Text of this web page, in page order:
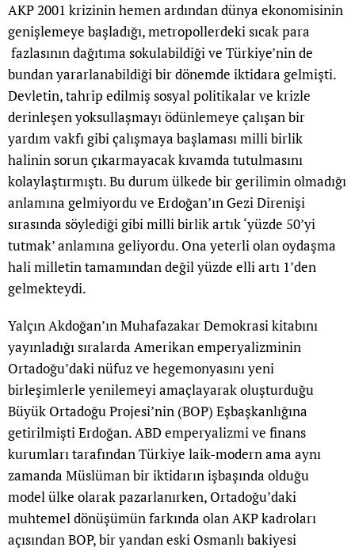
AKP 2001 krizinin hemen ardından dünya ekonomisinin
genişlemeye başladığı, metropollerdeki sıcak para
fazlasının dağıtıma sokulabildiği ve Türkiye’nin de
bundan yararlanabildiği bir dönemde iktidara gelmişti.
Devletin, tahrip edilmiş sosyal politikalar ve krizle
derinleşen yoksullaşmayı ödünlemeye çalışan bir
yardım vakfı gibi çalışmaya başlaması milli birlik
halinin sorun çıkarmayacak kıvamda tutulmasını
kolaylaştırmıştı. Bu durum ülkede bir gerilimin olmadığı
anlamına gelmiyordu ve Erdoğan’ın Gezi Direnişi
sırasında söylediği gibi milli birlik artık ‘yüzde 50’yi
tutmak’ anlamına geliyordu. Ona yeterli olan oydaşma
hali milletin tamamından değil yüzde elli artı 1’den
gelmekteydi.
Yalçın Akdoğan’ın Muhafazakar Demokrasi kitabını
yayınladığı sıralarda Amerikan emperyalizminin
Ortadoğu’daki nüfuz ve hegemonyasını yeni
birleşimlerle yenilemeyi amaçlayarak oluşturduğu
Büyük Ortadoğu Projesi’nin (BOP) Eşbaşkanlığına
getirilmişti Erdoğan. ABD emperyalizmi ve finans
kurumları tarafından Türkiye laik-modern ama aynı
zamanda Müslüman bir iktidarın işbaşında olduğu
model ülke olarak pazarlanırken, Ortadoğu’daki
muhtemel dönüşümün farkında olan AKP kadroları
açısından BOP, bir yandan eski Osmanlı bakiyesi